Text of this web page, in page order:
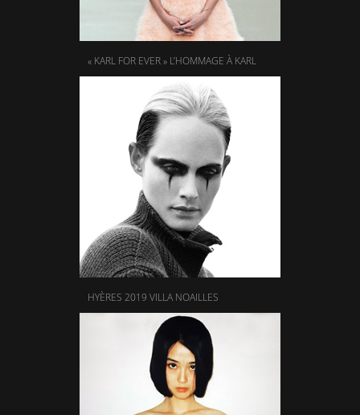
« KARL FOR EVER » L’HOMMAGE À KARL
HYÈRES 2019 VILLA NOAILLES